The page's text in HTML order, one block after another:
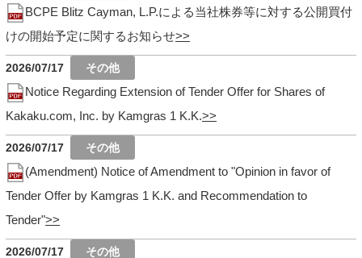
BCPE Blitz Cayman, L.P.による当社株券等に対する公開買付
けの開始予定に関するお知らせ
2026/07/17
Notice Regarding Extension of Tender Offer for Shares of
Kakaku.com, Inc. by Kamgras 1 K.K.
2026/07/17
(Amendment) Notice of Amendment to "Opinion in favor of
Tender Offer by Kamgras 1 K.K. and Recommendation to
Tender"
2026/07/17